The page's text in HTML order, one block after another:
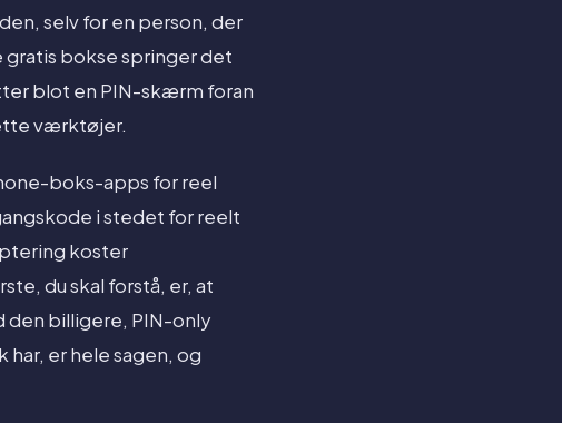
selv for en person, der
bokse springer det
blot en PIN-skærm foran
værktøjer.
boks-apps for reel
i stedet for reelt
koster
du skal forstå, er, at
den billigere, PIN-only
har, er hele sagen, og